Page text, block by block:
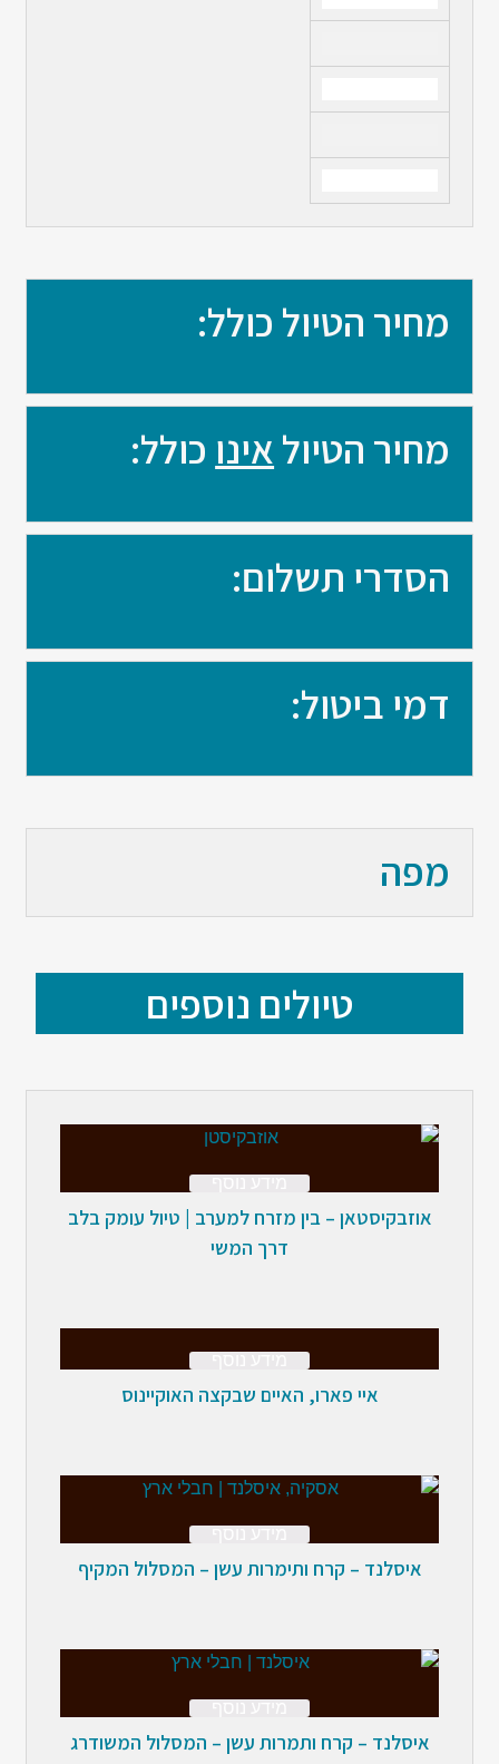
מחיר הטיול כולל:
מחיר הטיולאינו כולל:
הסדרי תשלום:
דמי ביטול:
מפה
טיולים נוספים
אוזבקיסטאן – בין מזרח למערב | טיול עומק בלב
דרך המשי
איי פארו, האיים שבקצה האוקיינוס
איסלנד – קרח ותימרות עשן – המסלול המקיף
איסלנד – קרח ותמרות עשן – המסלול המשודרג